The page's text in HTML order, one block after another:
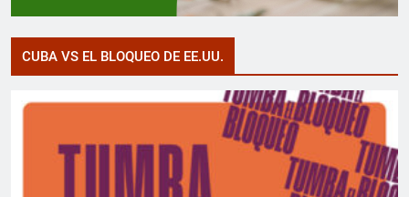
CUBA VS EL BLOQUEO DE EE.UU.